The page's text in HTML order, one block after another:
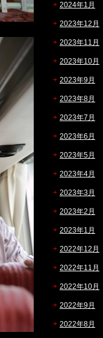
2024年1月
2023年12月
2023年11月
2023年10月
2023年9月
2023年8月
2023年7月
2023年6月
2023年5月
2023年4月
2023年3月
2023年2月
2023年1月
2022年12月
2022年11月
2022年10月
2022年9月
2022年8月